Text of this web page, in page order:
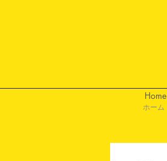
Home
ホーム